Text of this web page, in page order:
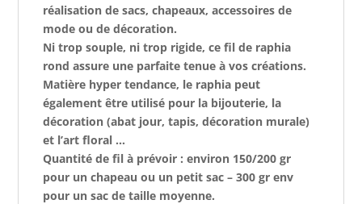
réalisation de sacs, chapeaux, accessoires de
mode ou de décoration.
Ni trop souple, ni trop rigide, ce fil de raphia
rond assure une parfaite tenue à vos créations.
Matière hyper tendance, le raphia peut
également être utilisé pour la bijouterie, la
décoration (abat jour, tapis, décoration murale)
et l’art floral …
Quantité de fil à prévoir : environ 150/200 gr
pour un chapeau ou un petit sac – 300 gr env
pour un sac de taille moyenne.